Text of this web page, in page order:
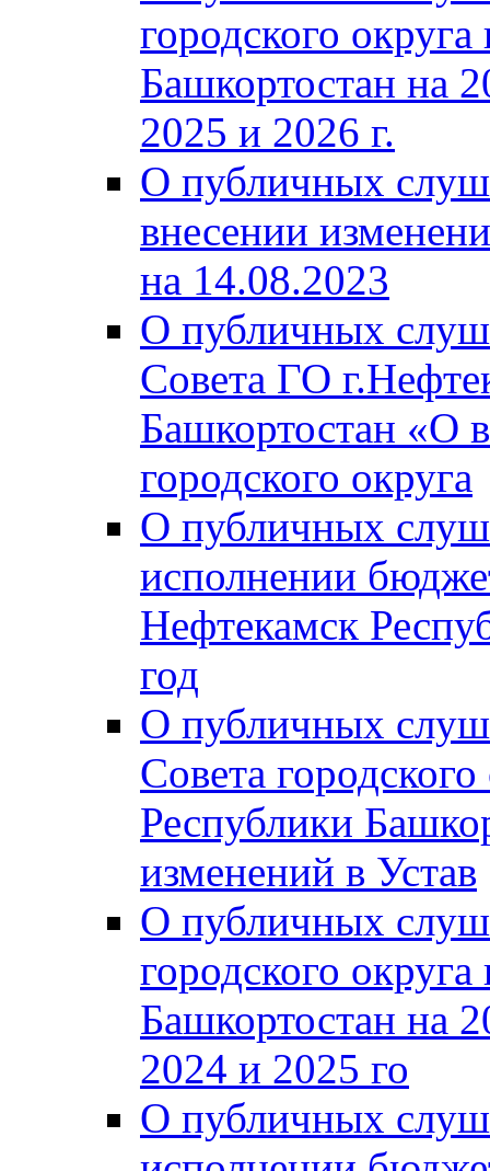
городского
Башкортостан на
2025 и 2026 г.
О публичных
внесении
на 14.08.2023
О публичных
Совета ГО
Башкортостан «О
городского округа
О публичных
исполнении
Нефтекамск
год
О публичных
Совета
Республики
изменений в Устав
О публичных
городского
Башкортостан на
2024 и 2025 го
О публичных